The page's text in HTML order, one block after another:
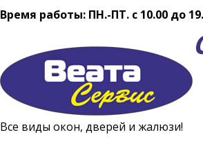
Время работы: ПН.-ПТ. c 10.00 до
Все виды окон, дверей и жалюзи!